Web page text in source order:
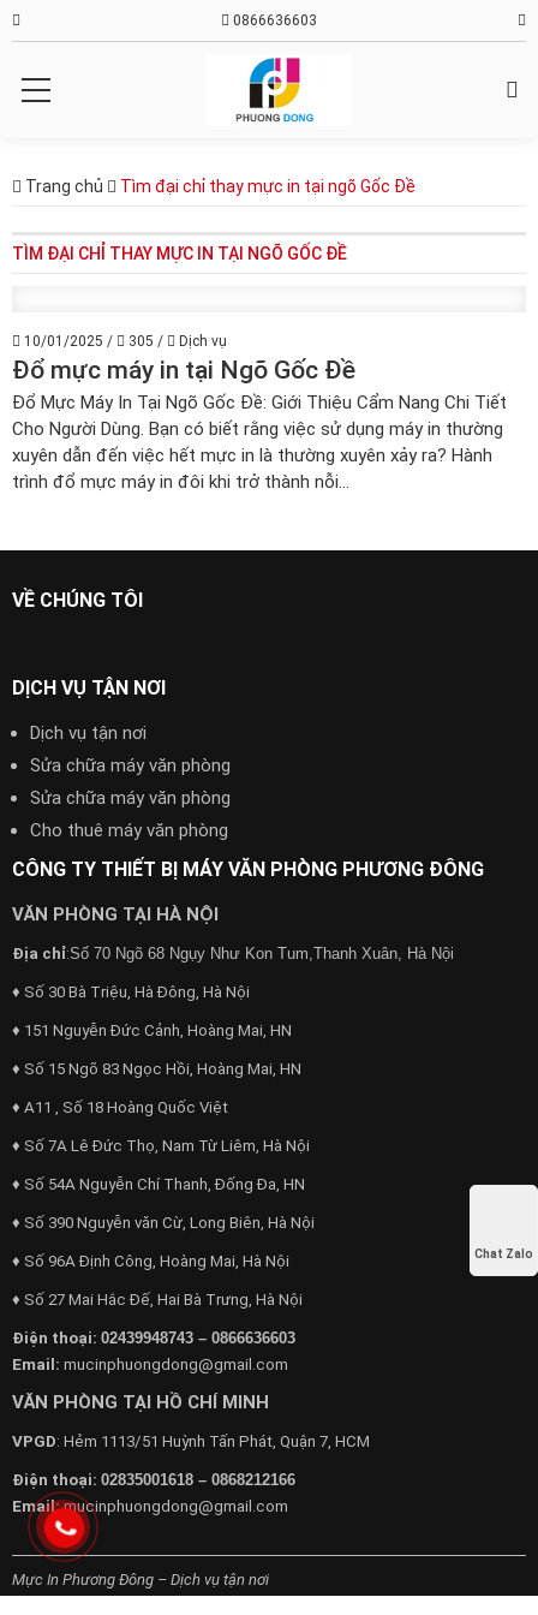
0866636603
Trang chủ Tìm đại chỉ thay mực in tại ngõ Gốc Đề
TÌM ĐẠI CHỈ THAY MỰC IN TẠI NGÕ GỐC ĐỀ
10/01/2025 / 305 / Dịch vụ
Đổ mực máy in tại Ngõ Gốc Đề
Đổ Mực Máy In Tại Ngõ Gốc Đề: Giới Thiệu Cẩm Nang Chi Tiết
Cho Người Dùng. Bạn có biết rằng việc sử dụng máy in thường
xuyên dẫn đến việc hết mực in là thường xuyên xảy ra? Hành
trình đổ mực máy in đôi khi trở thành nỗi...
VỀ CHÚNG TÔI
DỊCH VỤ TẬN NƠI
Dịch vụ tận nơi
Sửa chữa máy văn phòng
Sửa chữa máy văn phòng
Cho thuê máy văn phòng
CÔNG TY THIẾT BỊ MÁY VĂN PHÒNG PHƯƠNG ĐÔNG
VĂN PHÒNG TẠI HÀ NỘI
Địa chỉ:Số 70 Ngõ 68 Ngụy Như Kon Tum,Thanh Xuân, Hà Nội
♦ Số 30 Bà Triệu, Hà Đông, Hà Nội
♦ 151 Nguyễn Đức Cảnh, Hoàng Mai, HN
♦ Số 15 Ngõ 83 Ngọc Hồi, Hoàng Mai, HN
♦ A11 , Số 18 Hoàng Quốc Việt
♦ Số 7A Lê Đức Thọ, Nam Từ Liêm, Hà Nội
♦ Số 54A Nguyễn Chí Thanh, Đống Đa, HN
♦ Số 390 Nguyễn văn Cừ, Long Biên, Hà Nội
♦ Số 96A Định Công, Hoàng Mai, Hà Nội
♦ Số 27 Mai Hắc Đế, Hai Bà Trưng, Hà Nội
Điện thoại: 02439948743 – 0866636603
Email: mucinphuongdong@gmail.com
VĂN PHÒNG TẠI HỒ CHÍ MINH
VPGD: Hẻm 1113/51 Huỳnh Tấn Phát, Quận 7, HCM
Điện thoại: 02835001618 – 0868212166
Email: mucinphuongdong@gmail.com
Mực In Phương Đông – Dịch vụ tận nơi
Chat Zalo